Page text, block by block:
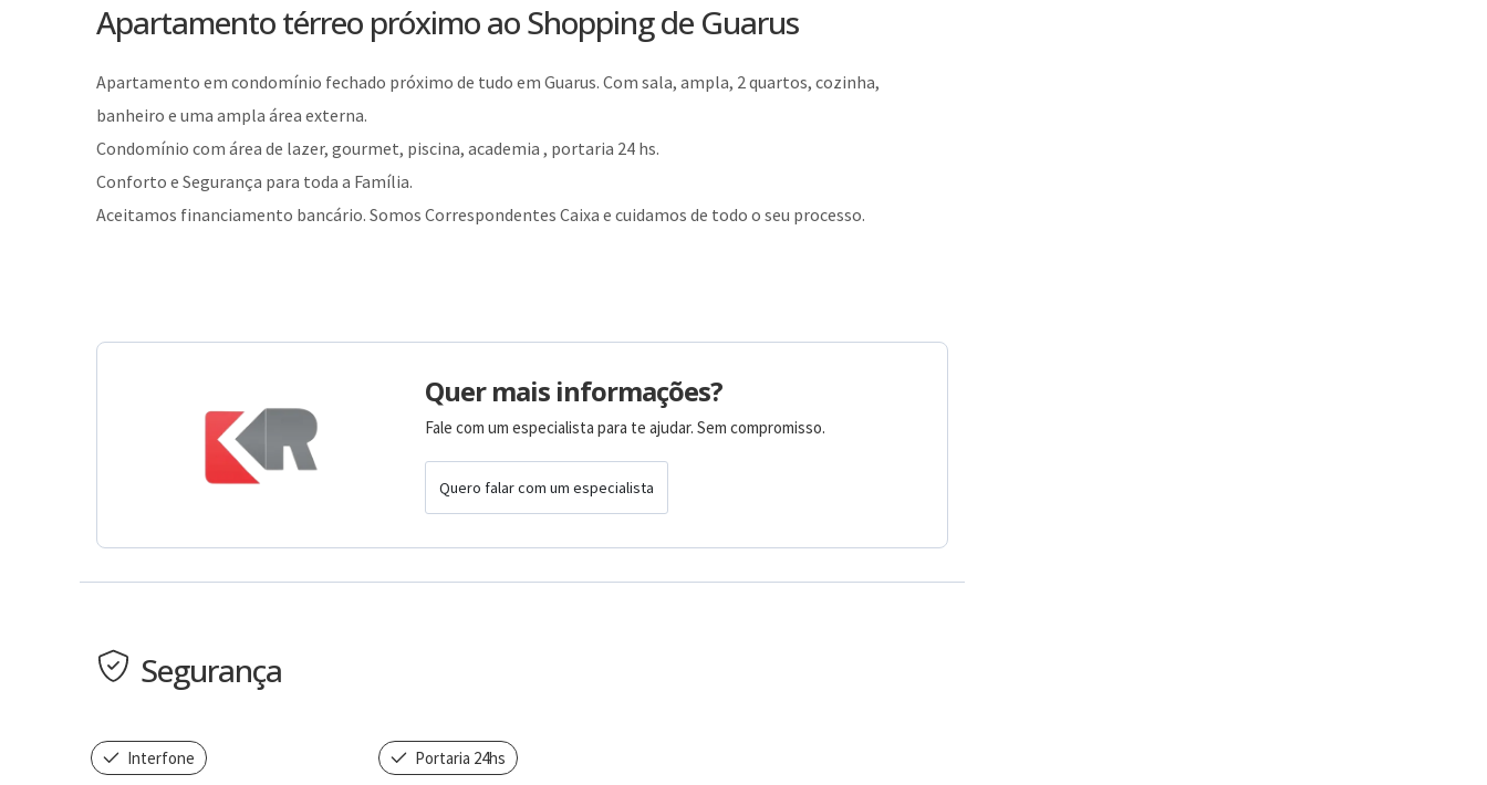
Apartamento térreo próximo ao Shopping de Guarus
Apartamento em condomínio fechado próximo de tudo em Guarus. Com sala, ampla, 2 quartos, cozinha,
banheiro e uma ampla área externa.
Condomínio com área de lazer, gourmet, piscina, academia , portaria 24 hs.
Conforto e Segurança para toda a Família.
Aceitamos financiamento bancário. Somos Correspondentes Caixa e cuidamos de todo o seu processo.
Quer mais informações?
Fale com um especialista para te ajudar. Sem compromisso.
Quero falar com um especialista
Segurança
Interfone Portaria 24hs